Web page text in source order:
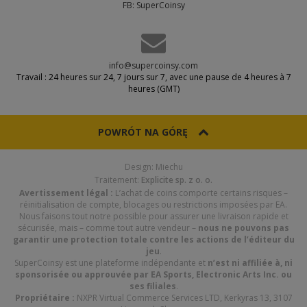
Les commandes comportant un seul code ne peuvent pas être
traitées : nous devrons en demander d’autres, ce qui retardera
l’exécution. Les codes sont à usage unique, générez donc un
FB: SuperCoinsy
info@supercoinsy.com
Travail : 24 heures sur 24, 7 jours sur 7, avec une pause de 4 heures à 7
heures (GMT)
POWRÓT NA GÓRĘ
Design: Miechu
Traitement: Explicite sp. z o. o.
Avertissement légal : L’achat de coins comporte certains risques –
réinitialisation de compte, blocages ou restrictions imposées par EA.
Nous faisons tout notre possible pour assurer une livraison rapide et
sécurisée, mais – comme tout autre vendeur – nous ne pouvons pas
garantir une protection totale contre les actions de l’éditeur du
jeu.
SuperCoinsy est une plateforme indépendante et n’est ni affiliée à, ni
sponsorisée ou approuvée par EA Sports, Electronic Arts Inc. ou
ses filiales.
Propriétaire : NXPR Virtual Commerce Services LTD, Kerkyras 13, 3107